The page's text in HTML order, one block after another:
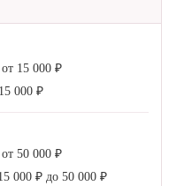
15 000 ₽
15 000 ₽
50 000 ₽
000 ₽ до 50 000 ₽